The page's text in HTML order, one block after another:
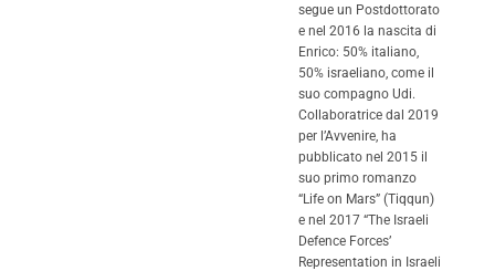
segue un Postdottorato
e nel 2016 la nascita di
Enrico: 50% italiano,
50% israeliano, come il
suo compagno Udi.
Collaboratrice dal 2019
per l’Avvenire, ha
pubblicato nel 2015 il
suo primo romanzo
“Life on Mars” (Tiqqun)
e nel 2017 “The Israeli
Defence Forces’
Representation in Israeli